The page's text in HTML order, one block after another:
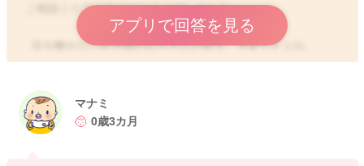
ご相談くださりありがとうございました。
目を離せない乳児期のお子さんの育児、大変ですよね。
色々なストレスがありますね。 育児をしていると、こう関わっ
イラしますよね。
これはママさんに限った事ではありませんよ。皆さん多かれ
アプリで回答を見る
マナミ
0歳3カ月